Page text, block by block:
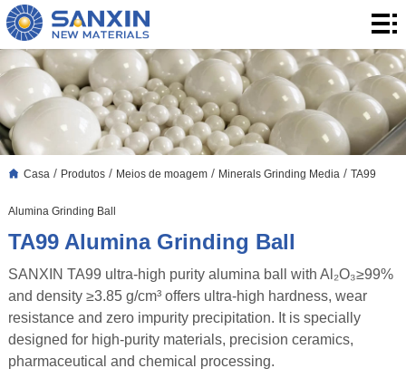
Casa
Produtos
Aplicação
Blogue
Casa / Produtos/ Meios de moagem/ Minerals Grinding Media / TA99
Alumina Grinding Ball
TA99 Alumina Grinding Ball
SANXIN TA99 ultra-high purity alumina ball with Al₂O₃≥99%
and density ≥3.85 g/cm³ offers ultra-high hardness, wear
resistance and zero impurity precipitation. It is specially
designed for high-purity materials, precision ceramics,
pharmaceutical and chemical processing.